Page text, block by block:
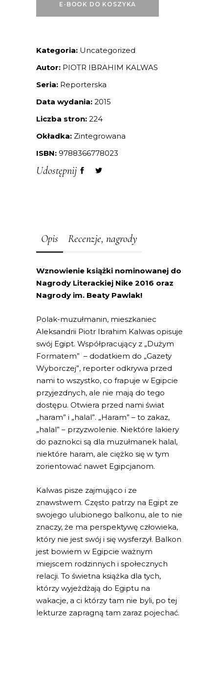
E-BOOK DO KOSZYKA
Kategoria: Uncategorized
Autor: PIOTR IBRAHIM KALWAS
Seria: Reporterska
Data wydania: 2015
Liczba stron: 224
Okładka: Zintegrowana
ISBN: 9788366778023
Udostępnij
Opis Recenzje, nagrody
Wznowienie książki nominowanej do
Nagrody Literackiej Nike 2016 oraz
Nagrody im. Beaty Pawlak!
Polak-muzułmanin, mieszkaniec
Aleksandrii Piotr Ibrahim Kalwas opisuje
swój Egipt. Współpracujący z „Dużym
Formatem” – dodatkiem do „Gazety
Wyborczej”, reporter odkrywa przed
nami to wszystko, co frapuje w Egipcie
przyjezdnych, ale nie mają do tego
dostępu. Otwiera przed nami świat
„haram” i „halal”. „Haram” – to zakaz,
„halal” – przyzwolenie. Niektóre lakiery
do paznokci są dla muzułmanek halal,
niektóre haram, ale ciężko się w tym
zorientować nawet Egipcjanom.
Kalwas pisze zajmująco i ze
znawstwem. Często patrzy na Egipt ze
swojego ulubionego balkonu, ale to nie
znaczy, że ma perspektywę człowieka,
który nie jest swój i się wysferzył. Balkon
jest bowiem w Egipcie ważnym
miejscem rodzinnych i społecznych
relacji. To świetna książka dla tych,
którzy wyjeżdżają do Egiptu na
wakacje, a ci którzy tam nie byli, po tej
lekturze zapragną tam zaraz pojechać.